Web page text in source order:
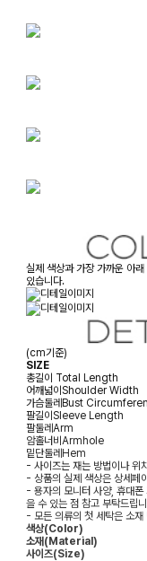
실제 색상과 가장 가까운 아
있습니다.
(cm기준)
SIZE
총길이 Total Length
어깨넓이Shoulder Width
가슴둘레Bust
팔길이Sleeve Length
팔둘레Arm
암홀너비Armhole
밑단둘레Hem
- 사이즈는 재는 방법이나 위
- 상품의 실제 색상은 상세페
- 용자의 모니터 사양, 휴대폰
을 수 있는 점 참고 부탁드립
- 모든 의류의 첫 세탁은 소재
색상(Color)
소재(Material)
사이즈(Size)